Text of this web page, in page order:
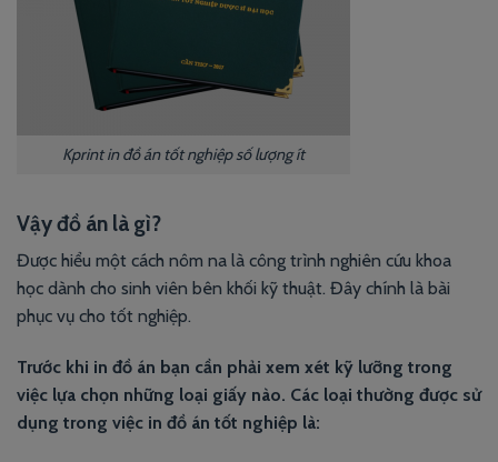
Kprint in đồ án tốt nghiệp số lượng ít
Vậy đồ án là gì?
Được hiểu một cách nôm na là công trình nghiên cứu khoa
học dành cho sinh viên bên khối kỹ thuật. Đây chính là bài
phục vụ cho tốt nghiệp.
Trước khi in đồ án bạn cần phải xem xét kỹ lưỡng trong
việc lựa chọn những loại giấy nào. Các loại thường được sử
dụng trong việc in đồ án tốt nghiệp là: